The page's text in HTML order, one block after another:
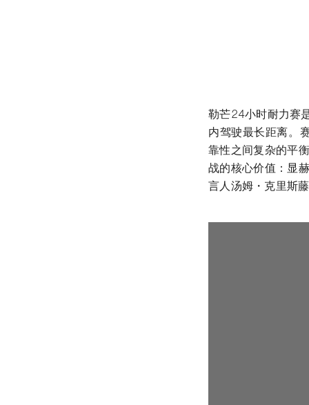
勒芒24小时耐力赛
内驾驶最长距离。
靠性之间复杂的平
战的核心价值：显
言人汤姆・克里斯